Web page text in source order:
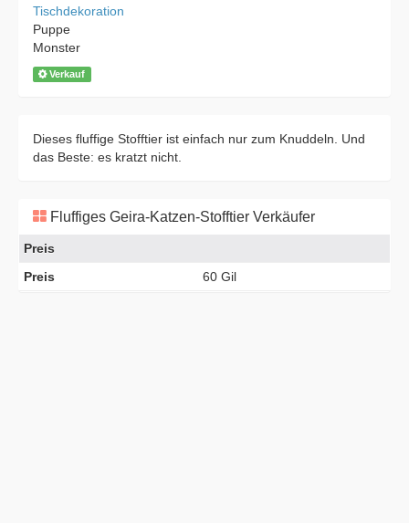
Tischdekoration
Puppe
Monster
Verkauf
Dieses fluffige Stofftier ist einfach nur zum Knuddeln. Und
das Beste: es kratzt nicht.
Fluffiges Geira-Katzen-Stofftier Verkäufer
Preis
Preis
60 Gil